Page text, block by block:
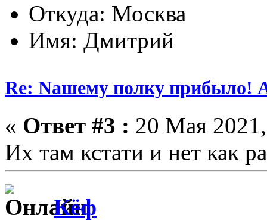
Откуда: Москва
Имя: Дмитрий
Re: Nашему полку прибыло!
« Ответ #3 : 20 Мая
Их там кстати и нет как
Кёф